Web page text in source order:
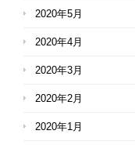
2020年5月
2020年4月
2020年3月
2020年2月
2020年1月